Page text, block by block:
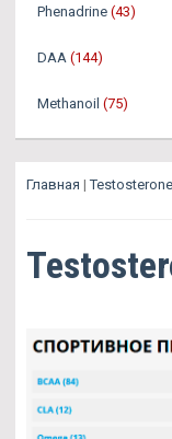
Phenadrine (43)
DAA (144)
Methanoil (75)
Главная |